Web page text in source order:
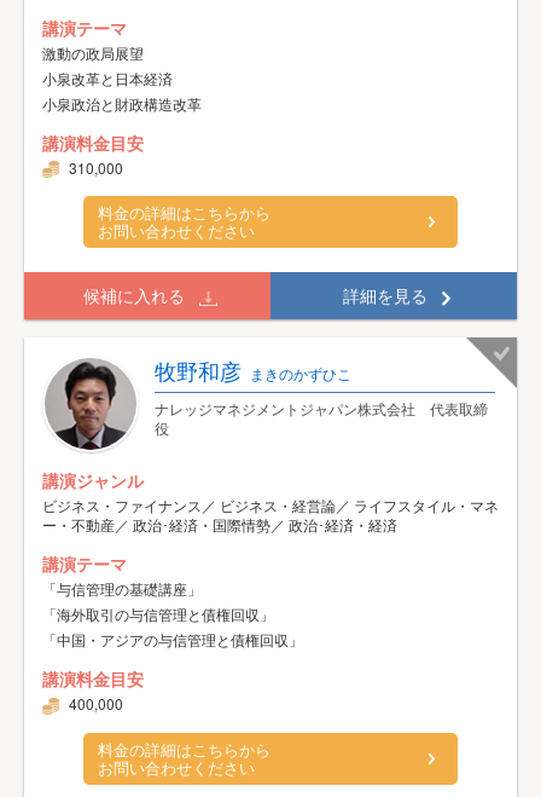
講演テーマ
激動の政局展望
小泉改革と日本経済
小泉政治と財政構造改革
講演料金目安
310,000
料金の詳細はこちらから
お問い合わせください
候補に入れる 詳細を見る
牧野和彦 まきのかずひこ
ナレッジマネジメントジャパン株式会社 代表取締
役
講演ジャンル
ビジネス・ファイナンス／ ビジネス・経営論／ ライフスタイル・マネ
ー・不動産／ 政治･経済・国際情勢／ 政治･経済・経済
講演テーマ
「与信管理の基礎講座」
「海外取引の与信管理と債権回収」
「中国・アジアの与信管理と債権回収」
講演料金目安
400,000
料金の詳細はこちらから
お問い合わせください